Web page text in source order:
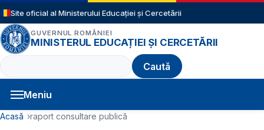
Sari la conținutul principal
Site oficial al Ministerului Educației și Cercetării
GUVERNUL ROMÂNIEI
MINISTERUL EDUCAȚIEI ȘI CERCETĂRII
Caută
Meniu
Navigație principală
Cale de navigare
Acasă raport consultare publică